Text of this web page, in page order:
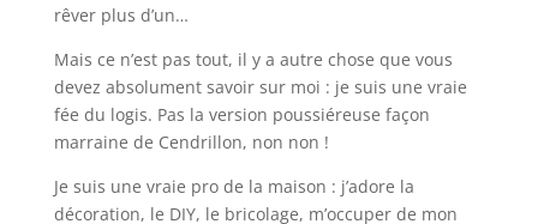
rêver plus d’un…
Mais ce n’est pas tout, il y a autre chose que vous
devez absolument savoir sur moi : je suis une vraie
fée du logis. Pas la version poussiéreuse façon
marraine de Cendrillon, non non !
Je suis une vraie pro de la maison : j’adore la
décoration, le DIY, le bricolage, m’occuper de mon